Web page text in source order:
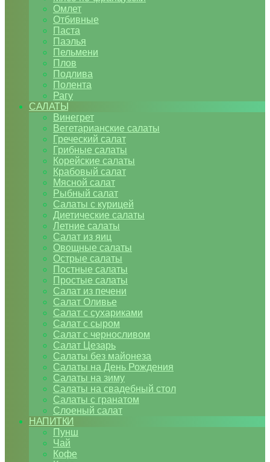
Омлет
Отбивные
Паста
Паэлья
Пельмени
Плов
Подлива
Полента
Рагу
САЛАТЫ
Винегрет
Вегетарианские салаты
Греческий салат
Грибные салаты
Корейские салаты
Крабовый салат
Мясной салат
Рыбный салат
Салаты с курицей
Диетические салаты
Летние салаты
Салат из яиц
Овощные салаты
Острые салаты
Постные салаты
Простые салаты
Салат из печени
Салат Оливье
Салат с сухариками
Салат с сыром
Салат с черносливом
Салат Цезарь
Салаты без майонеза
Салаты на День Рождения
Салаты на зиму
Салаты на свадебный стол
Салаты с гранатом
Слоеный салат
НАПИТКИ
Пунш
Чай
Кофе